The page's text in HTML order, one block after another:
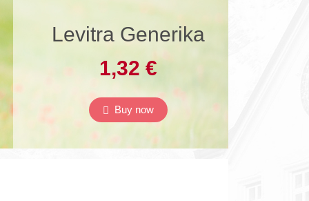
Levitra Generika
1,32 €
Buy now